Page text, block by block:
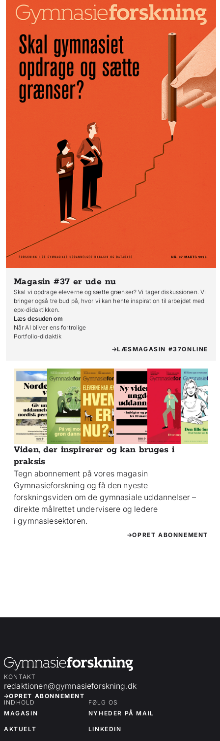
Magasin #37 er ude nu
Skal vi opdrage eleverne og sætte grænser? Vi tager diskussionen. Vi
bringer også tre bud på, hvor vi kan hente inspiration til arbejdet med
epx-didaktikken.
Læs desuden om
Når AI bliver ens fortrolige
Portfolio-didaktik
LÆSMAGASIN #37ONLINE
Viden, der inspirerer og kan bruges i
praksis
Tegn abonnement på vores magasin
Gymnasieforskning og få den nyeste
forskningsviden om de gymnasiale uddannelser –
direkte målrettet undervisere og ledere
i gymnasiesektoren.
OPRET ABONNEMENT
KONTAKT
redaktionen@gymnasieforskning.dk
OPRET ABONNEMENT
INDHOLD
MAGASIN
AKTUELT
FØLG OS
NYHEDER PÅ MAIL
LINKEDIN